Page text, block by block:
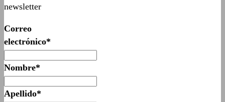
newsletter
Correo
electrónico*
Nombre*
Apellido*